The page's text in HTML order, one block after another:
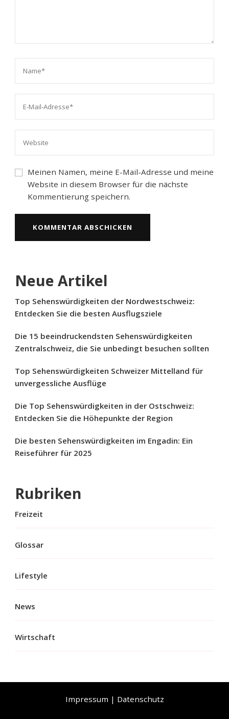
Meinen Namen, meine E-Mail-Adresse und meine
Website in diesem Browser für die nächste
Kommentierung speichern.
Neue Artikel
Top Sehenswürdigkeiten der Nordwestschweiz:
Entdecken Sie die besten Ausflugsziele
Die 15 beeindruckendsten Sehenswürdigkeiten
Zentralschweiz, die Sie unbedingt besuchen sollten
Top Sehenswürdigkeiten Schweizer Mittelland für
unvergessliche Ausflüge
Die Top Sehenswürdigkeiten in der Ostschweiz:
Entdecken Sie die Höhepunkte der Region
Die besten Sehenswürdigkeiten im Engadin: Ein
Reiseführer für 2025
Rubriken
Freizeit
Glossar
Lifestyle
News
Wirtschaft
Impressum | Datenschutz